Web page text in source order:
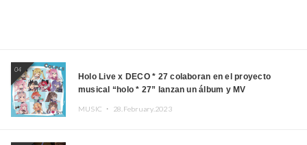
04
Holo Live x DECO * 27 colaboran en el proyecto
musical “holo * 27” lanzan un álbum y MV
MUSIC ・ 28.February.2023